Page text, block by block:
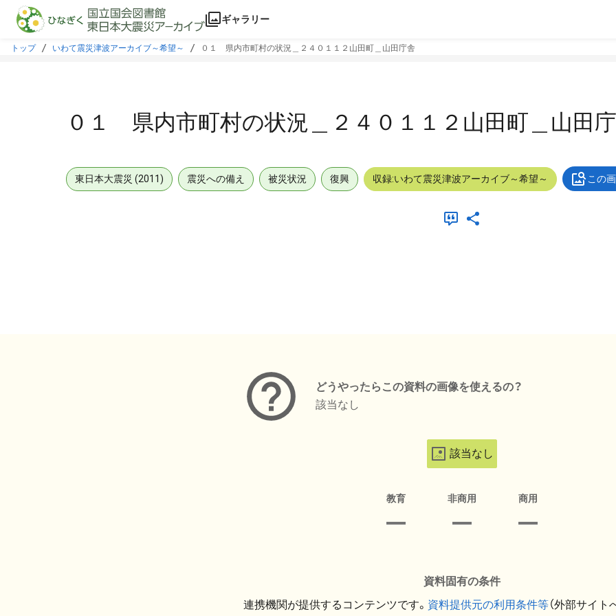
本文に飛ぶ
ギャラリー
トップ いわて震災津波アーカイブ～希望～ ０１ 県内市町村の状況＿２４０１１２山田町＿山田庁舎
０１ 県内市町村の状況＿２４０１１２山田町＿山田
東日本大震災 (2011) 震災への備え 被災状況 復興 収録:いわて震災津波アーカイブ～希望～ この
どうやったらこの資料の画像を使えるの？
該当なし
該当なし
教育 非商用 商用
資料固有の条件
連携機関が提供するコンテンツです。 資料提供元の利用条件等（外部サイト